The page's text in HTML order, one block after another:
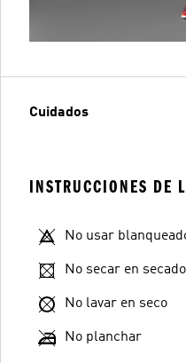
Cuidados
INSTRUCCIONES DE
No usar
No secar en
No lavar en seco
No planchar